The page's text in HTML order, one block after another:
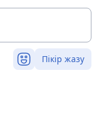
Пікір жазу